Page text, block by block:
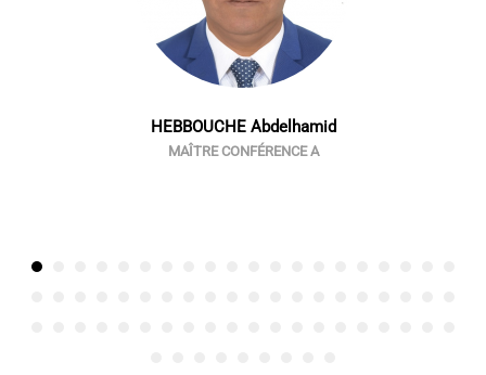
HEBBOUCHE Abdelhamid
MAÎTRE CONFÉRENCE A